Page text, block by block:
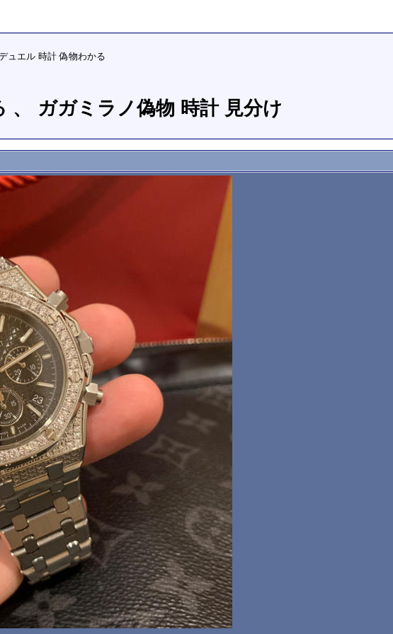
ュエル 時計 偽物わかる
、 ガガミラノ偽物 時計 見分け